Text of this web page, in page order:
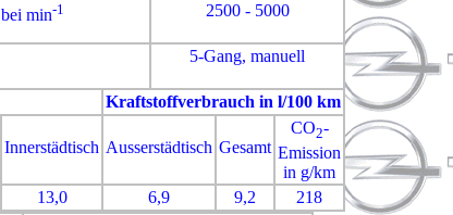
bei min-1 2500 - 5000
5-Gang, manuell
Kraftstoffverbrauch in l/100 km
Innerstädtisch Ausserstädtisch Gesamt
CO2-
Emission
in g/km
13,0 6,9 9,2
218